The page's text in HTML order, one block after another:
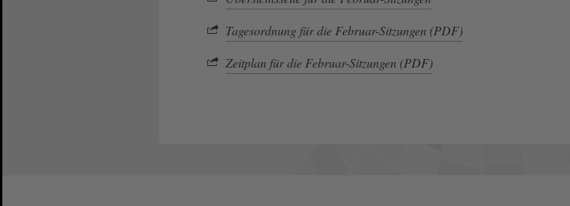
Tagesordnung für die Februar-Sitzungen (PDF)
Zeitplan für die Februar-Sitzungen (PDF)